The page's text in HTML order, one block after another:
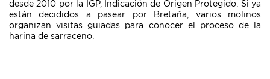
desde 2010 por la IGP, Indicación de Origen Protegido. Si ya
están decididos a pasear por Bretaña, varios molinos
organizan visitas guiadas para conocer el proceso de la
harina de sarraceno.